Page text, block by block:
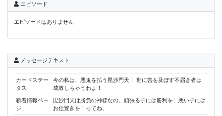
エピソード
エピソードはありません
メッセージテキスト
カードステー
タス
今の私は、悪鬼を払う毘沙門天！ 世に害を及ぼす不届き者は
成敗しちゃうわよ！
新着情報ペー
ジ
毘沙門天は勝負の神様なの。頑張る子には勝利を、悪い子には
お仕置きを！ってね。